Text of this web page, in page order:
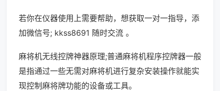
若你在仪器使用上需要帮助，想获取一对一指导，添
加微信号; kkss8691 随时交流 。
麻将机无线控牌神器原理;普通麻将机程序控牌器一般
是指通过一些无需对麻将机进行复杂安装操作就能实
现控制麻将牌功能的设备或工具。